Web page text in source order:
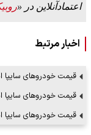
اعتمادآنلاین در «
اخبار مرتبط
قیمت خودرو‌های سایپا امروز شنبه ۱۷
قیمت خودرو‌های سایپا امروز
قیمت خودرو‌های سایپا امروز